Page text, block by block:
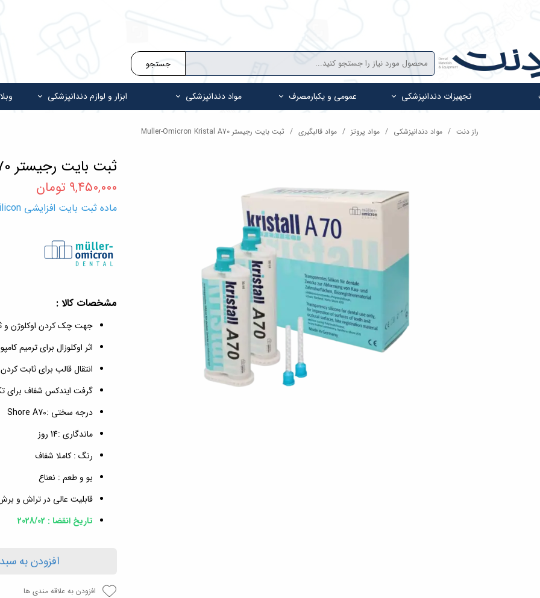
جستجو
تجهیزات دندانپزشکی عمومی و یکبارمصرف مواد دندانپزشکی ابزار و لوازم دندانپزشکی
راز دنت مواد دندانپزشکی مواد پروتز مواد قالبگیری ثبت بایت رجیستر Muller-Omicron Kristal A70
ثبت بایت رجیستر Muller-Omicron Kristal A70
۹,۴۵۰,۰۰۰ تومان
ماده ثبت بایت افزایشی A-Silicon کریستال Muller-Omicron Kristal A70
مشخصات کالا :
جهت چک کردن اوکلوژن و
اثر اوکلوزال برای ترمیم
انتقال قالب برای ثابت
گرفت ایندکس شفاف برای
درجه سختی :Shore A70
ماندگاری :14 روز
رنگ : کاملا شفاف
بو و طعم : نعناع
قابلیت عالی در تراش و
تاریخ انقضا : 2028/02
افزودن به
افزودن به علاقه مندی ها